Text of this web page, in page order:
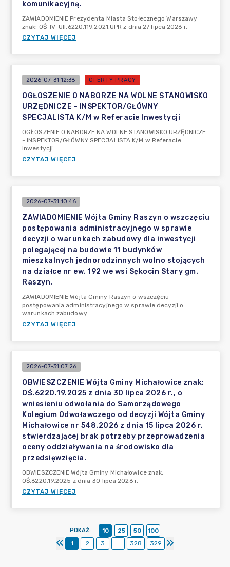
komunikacyjną.
ZAWIADOMIENIE Prezydenta Miasta Stołecznego Warszawy
znak: OŚ-IV-UII.6220.119.2021.UPR z dnia 27 lipca 2026 r.
CZYTAJ WIĘCEJ
2026-07-31 12:38 OFERTY PRACY
OGŁOSZENIE O NABORZE NA WOLNE STANOWISKO
URZĘDNICZE - INSPEKTOR/GŁÓWNY
SPECJALISTA K/M w Referacie Inwestycji
OGŁOSZENIE O NABORZE NA WOLNE STANOWISKO URZĘDNICZE
- INSPEKTOR/GŁÓWNY SPECJALISTA K/M w Referacie
Inwestycji
CZYTAJ WIĘCEJ
2026-07-31 10:46
ZAWIADOMIENIE Wójta Gminy Raszyn o wszczęciu
postępowania administracyjnego w sprawie
decyzji o warunkach zabudowy dla inwestycji
polegającej na budowie 11 budynków
mieszkalnych jednorodzinnych wolno stojących
na działce nr ew. 192 we wsi Sękocin Stary gm.
Raszyn.
ZAWIADOMIENIE Wójta Gminy Raszyn o wszczęciu
postępowania administracyjnego w sprawie decyzji o
warunkach zabudowy.
CZYTAJ WIĘCEJ
2026-07-31 07:26
OBWIESZCZENIE Wójta Gminy Michałowice znak:
OŚ.6220.19.2025 z dnia 30 lipca 2026 r., o
wniesieniu odwołania do Samorządowego
Kolegium Odwoławczego od decyzji Wójta Gminy
Michałowice nr 548.2026 z dnia 15 lipca 2026 r.
stwierdzającej brak potrzeby przeprowadzenia
oceny oddziaływania na środowisko dla
przedsięwzięcia.
OBWIESZCZENIE Wójta Gminy Michałowice znak:
OŚ.6220.19.2025 z dnia 30 lipca 2026 r.
CZYTAJ WIĘCEJ
POKAŻ: 10 25 50
100
1
2 3 ... 328 329